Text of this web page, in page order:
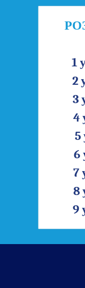
1
2
3
4
5
6
7
8
9